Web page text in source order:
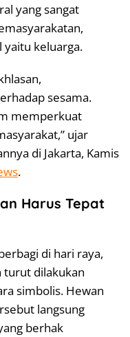
yang sangat
keluarga.
sesama.
memperkuat
ujar
di Jakarta, Kamis
.
Harus Tepat
di hari raya,
turut dilakukan
simbolis. Hewan
langsung
berhak